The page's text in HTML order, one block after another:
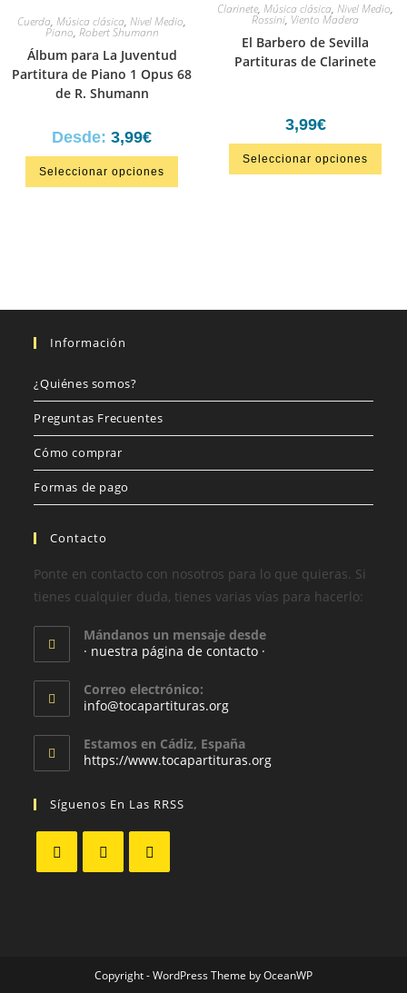
Cuerda, Música clásica, Nivel Medio,
Piano, Robert Shumann
Álbum para La Juventud
Partitura de Piano 1 Opus 68
de R. Shumann
Desde: 3,99€
Seleccionar opciones
Clarinete, Música clásica, Nivel Medio,
Rossini, Viento Madera
El Barbero de Sevilla
Partituras de Clarinete
3,99€
Seleccionar opciones
Información
¿Quiénes somos?
Preguntas Frecuentes
Cómo comprar
Formas de pago
Contacto
Ponte en contacto con nosotros para lo que quieras. Si
tienes cualquier duda, tienes varias vías para hacerlo:
Mándanos un mensaje desde
· nuestra página de contacto ·
Correo electrónico:
info@tocapartituras.org
Estamos en Cádiz, España
https://www.tocapartituras.org
Síguenos En Las RRSS
Copyright - WordPress Theme by OceanWP